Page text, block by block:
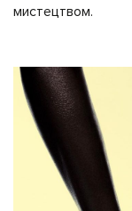
мистецтвом.